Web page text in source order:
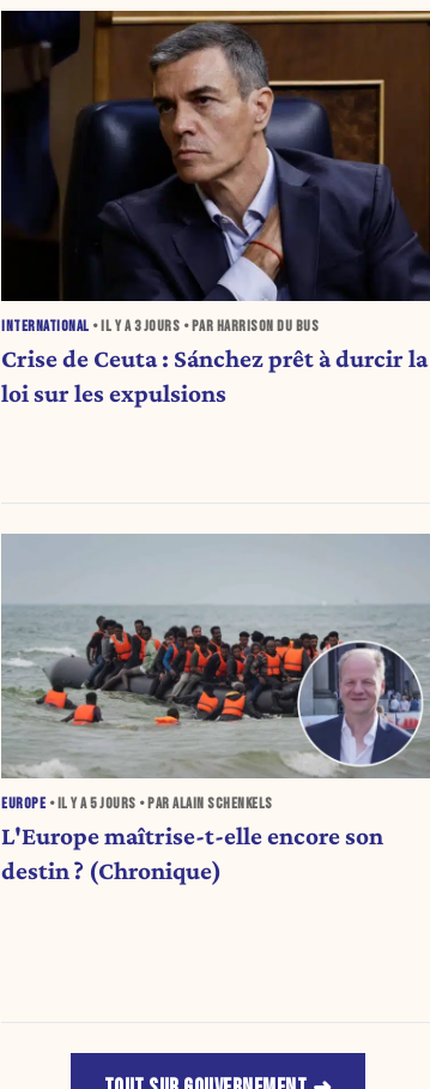
INTERNATIONAL • IL Y A3 JOURS • PAR HARRISON DU BUS
Crise de Ceuta : Sánchez prêt à durcir la
loi sur les expulsions
EUROPE • IL Y A5 JOURS • PAR ALAIN SCHENKELS
L'Europe maîtrise-t-elle encore son
destin ? (Chronique)